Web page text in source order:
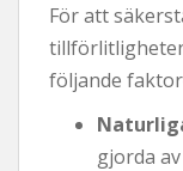
För att
följande
gjorda